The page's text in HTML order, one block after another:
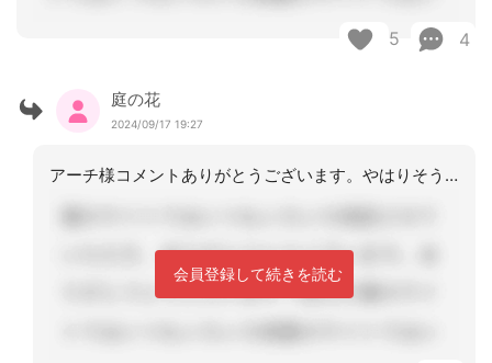
5 4
庭の花
2024/09/17 19:27
アーチ様コメントありがとうございます。やはりそうゆうことですよね。わかります。と
会員登録して続きを読む